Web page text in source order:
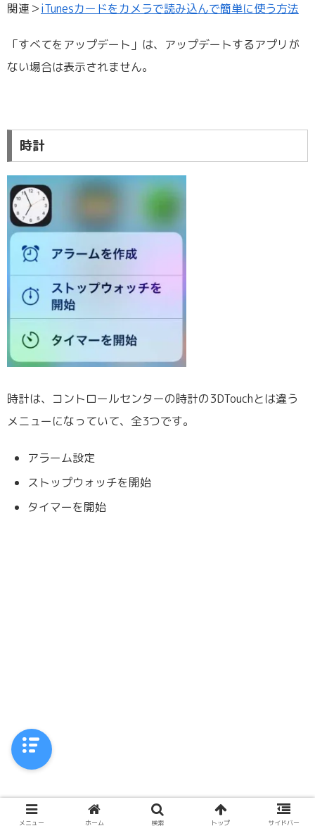
関連＞iTunesカードをカメラで読み込んで簡単に使う方法
「すべてをアップデート」は、アップデートするアプリが
ない場合は表示されません。
時計
時計は、コントロールセンターの時計の3DTouchとは違う
メニューになっていて、全3つです。
アラーム設定
ストップウォッチを開始
タイマーを開始
メニュー ホーム 検索 トップ サイドバー